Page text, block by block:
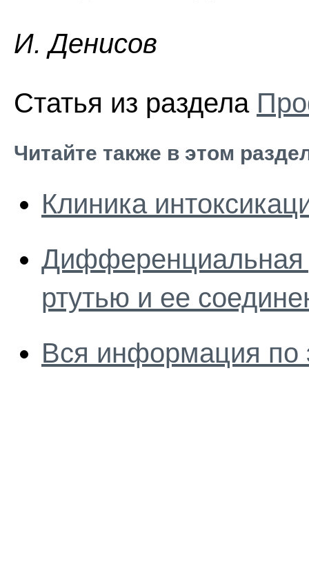
И. Дeниcoв
Статья из раздела
Читайте также в этом
Клиника
Дифференциальная
ртутью и ее
Вся информация по